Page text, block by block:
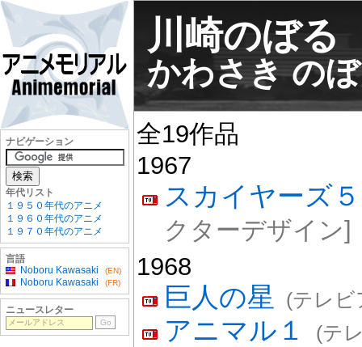
川崎のぼる
かわさき の
全19作品
1967
スカイヤーズ５
クターデザイン]
1968
巨人の星 (テレビ
アニマル１ (テ
ナビゲーション
年代リスト
１９５０年代のアニメ
１９６０年代のアニメ
１９７０年代のアニメ
言語
Noboru Kawasaki
(EN)
Noboru Kawasaki (FR)
ニュースレター